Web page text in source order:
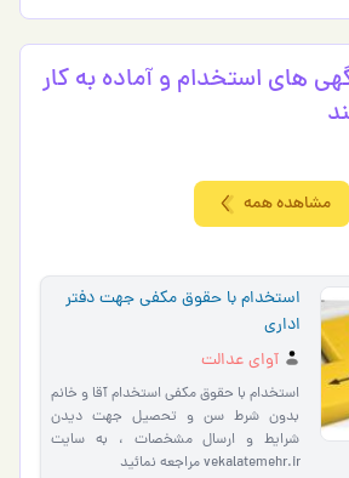
های استخدام و آماده به کار
مشاهده همه
استخدام با حقوق مکفی جهت دفتر
اداری
آوای عدالت
استخدام با حقوق مکفی استخدام آقا و خانم
بدون شرط سن و تحصیل جهت دیدن
شرایط و ارسال مشخصات ، به سایت
vekalatemehr.ir مراجعه نمائید